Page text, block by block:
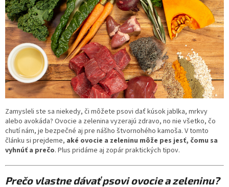
Zamysleli ste sa niekedy, či môžete psovi dať kúsok jablka, mrkvy
alebo avokáda? Ovocie a zelenina vyzerajú zdravo, no nie všetko, čo
chutí nám, je bezpečné aj pre nášho štvornohého kamoša. V tomto
článku si prejdeme, aké ovocie a zeleninu môže pes jesť, čomu sa
vyhnúť a prečo. Plus pridáme aj zopár praktických tipov.
Prečo vlastne dávať psovi ovocie a zeleninu?